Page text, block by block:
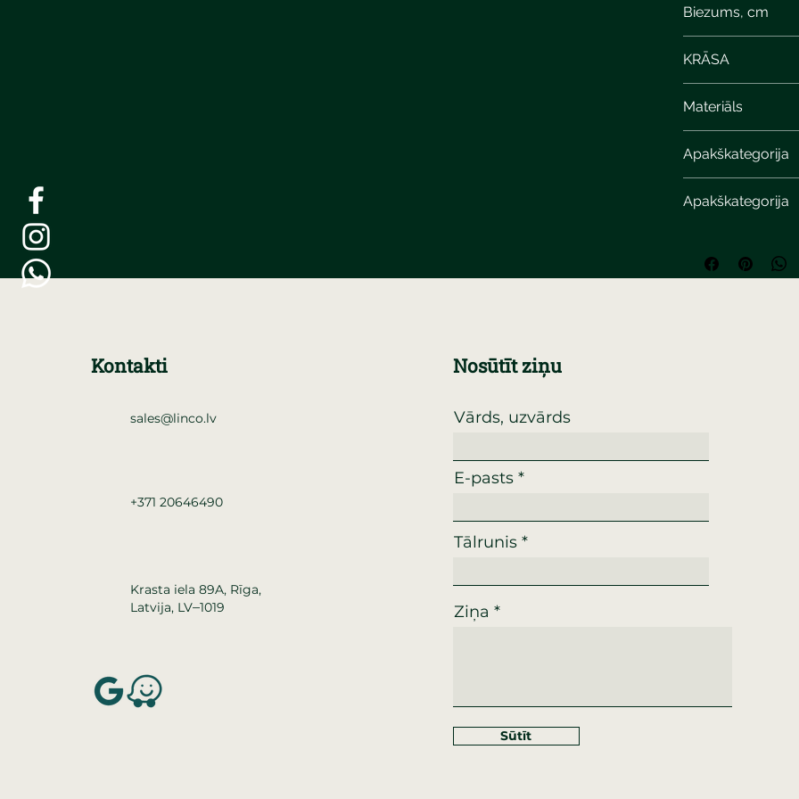
Biezums, cm
KRĀSA
Materiāls
Apakškategorija
Apakškategorija
Kontakti
sales@linco.lv
+371 20646490
Krasta iela 89A, Rīga,
Latvija, LV–1019
Nosūtīt ziņu
Vārds, uzvārds
E-pasts
Tālrunis
Ziņa
Sūtīt